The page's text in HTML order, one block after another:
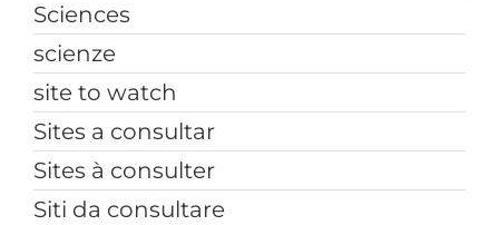
Sciences
scienze
site to watch
Sites a consultar
Sites à consulter
Siti da consultare